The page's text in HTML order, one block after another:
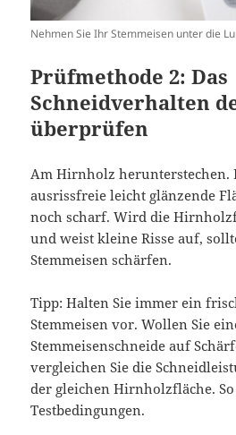
Nehmen Sie Ihr Stemmeisen unter die
Prüfmethode 2: Das
Schneidverhalten
überprüfen
Am Hirnholz herunterstechen.
ausrissfreie leicht glänzende
noch scharf. Wird die
und weist kleine Risse auf,
Stemmeisen schärfen.
Tipp: Halten Sie immer ein
Stemmeisen vor. Wollen Sie
Stemmeisenschneide auf
vergleichen Sie die
der gleichen Hirnholzfläche.
Testbedingungen.